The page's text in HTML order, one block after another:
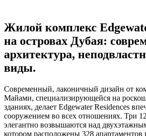
Жилой комплекс
на островах Дубая:
архитектура,
виды.
Современный, лаконичный дизайн от
Майами, специализирующейся на
зданиях, делает Edgewater Residences
сооружением во всех отношениях. Три
элегантно возвышаются над
котором расположены 328 апартаментов